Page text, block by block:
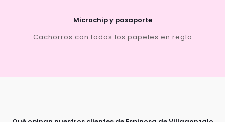
Microchip y pasaporte
Cachorros con todos los papeles en regla